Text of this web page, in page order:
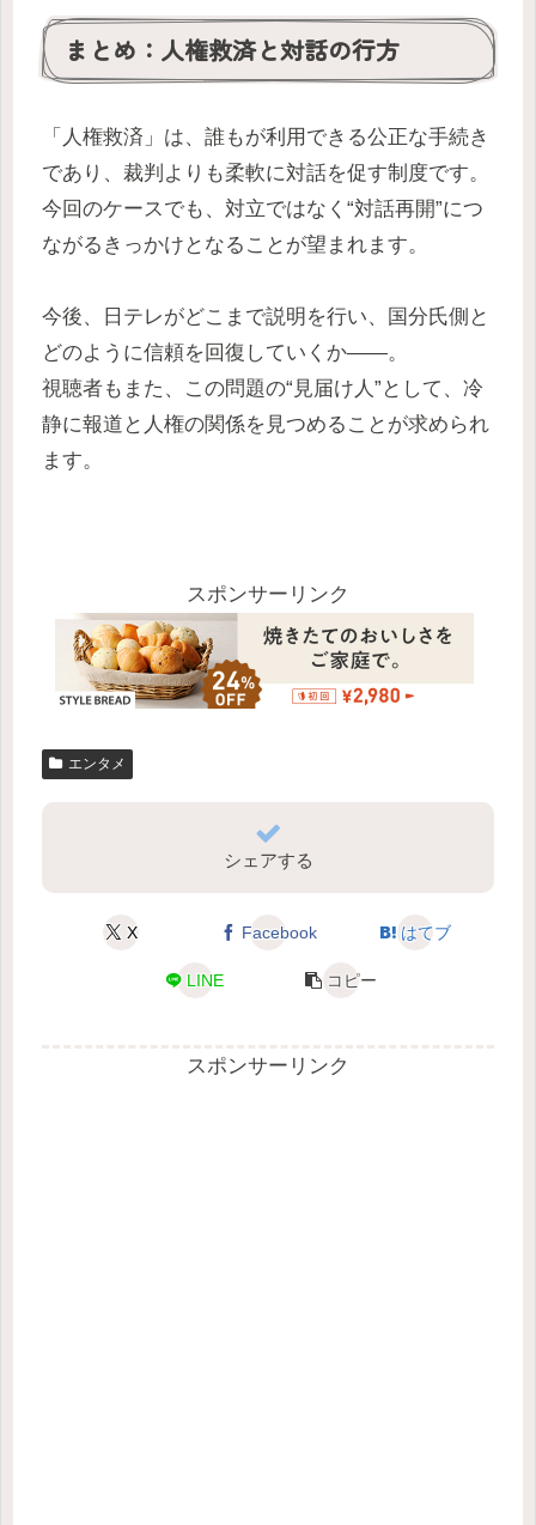
まとめ：人権救済と対話の行方
「人権救済」は、誰もが利用できる公正な手続き
であり、裁判よりも柔軟に対話を促す制度です。
今回のケースでも、対立ではなく“対話再開”につ
ながるきっかけとなることが望まれます。
今後、日テレがどこまで説明を行い、国分氏側と
どのように信頼を回復していくか――。
視聴者もまた、この問題の“見届け人”として、冷
静に報道と人権の関係を見つめることが求められ
ます。
スポンサーリンク
エンタメ
シェアする
X Facebook はてブ
LINE コピー
スポンサーリンク